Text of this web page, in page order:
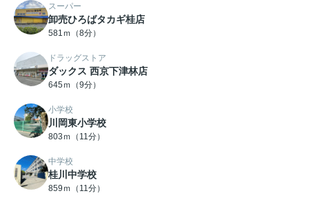
スーパー
卸売ひろばタカギ桂店
581ｍ（8分）
ドラッグストア
ダックス 西京下津林店
645ｍ（9分）
小学校
川岡東小学校
803ｍ（11分）
中学校
桂川中学校
859ｍ（11分）